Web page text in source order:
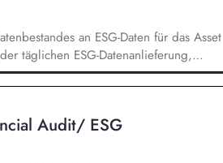
an ESG-Daten für das Asset
täglichen ESG-Datenanlieferung,
von Ausschlusslisten für die
von Kunden-Reports auf Grundlage
im ESG-Umfeld. Analyse
Audit/ ESG